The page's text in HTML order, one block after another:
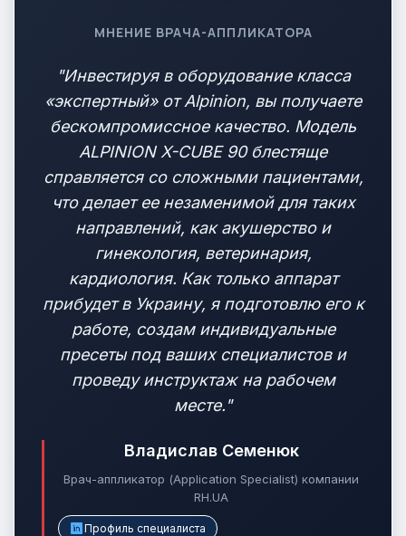
МНЕНИЕ ВРАЧА-АППЛИКАТОРА
"Инвестируя в оборудование класса
«экспертный» от Alpinion, вы получаете
бескомпромиссное качество. Модель
ALPINION X-CUBE 90 блестяще
справляется со сложными пациентами,
что делает ее незаменимой для таких
направлений, как акушерство и
гинекология, ветеринария,
кардиология. Как только аппарат
прибудет в Украину, я подготовлю его к
работе, создам индивидуальные
пресеты под ваших специалистов и
проведу инструктаж на рабочем
месте."
Владислав Семенюк
Врач-аппликатор (Application Specialist) компании
RH.UA
Профиль специалиста